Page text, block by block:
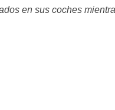
en sus coches